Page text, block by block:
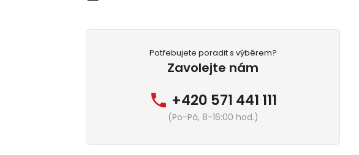
Potřebujete poradit s výběrem?
Zavolejte nám
+420 571 441 111
(Po-Pá, 8-16:00 hod.)